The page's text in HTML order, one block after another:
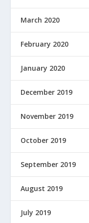
March 2020
February 2020
January 2020
December 2019
November 2019
October 2019
September 2019
August 2019
July 2019